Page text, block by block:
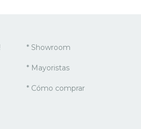
* Showroom
* Mayoristas
* Cómo comprar